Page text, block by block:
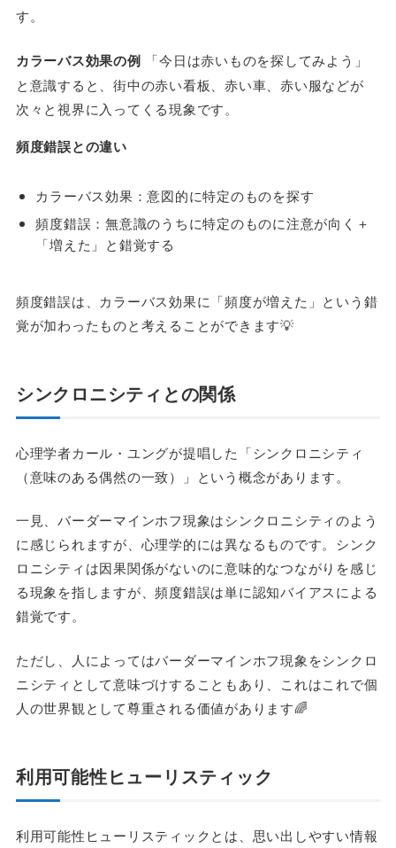
す。
カラーバス効果の例 「今日は赤いものを探してみよう」
と意識すると、街中の赤い看板、赤い車、赤い服などが
次々と視界に入ってくる現象です。
頻度錯誤との違い
カラーバス効果：意図的に特定のものを探す
頻度錯誤：無意識のうちに特定のものに注意が向く＋
「増えた」と錯覚する
頻度錯誤は、カラーバス効果に「頻度が増えた」という錯
覚が加わったものと考えることができます💡
シンクロニシティとの関係
心理学者カール・ユングが提唱した「シンクロニシティ
（意味のある偶然の一致）」という概念があります。
一見、バーダーマインホフ現象はシンクロニシティのよう
に感じられますが、心理学的には異なるものです。シンク
ロニシティは因果関係がないのに意味的なつながりを感じ
る現象を指しますが、頻度錯誤は単に認知バイアスによる
錯覚です。
ただし、人によってはバーダーマインホフ現象をシンクロ
ニシティとして意味づけすることもあり、これはこれで個
人の世界観として尊重される価値があります🌈
利用可能性ヒューリスティック
利用可能性ヒューリスティックとは、思い出しやすい情報